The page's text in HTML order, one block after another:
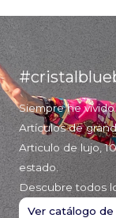
Siempre he
Artículos de
Articulo de lujo,
estado.
Descubre todos
Ver catálogo